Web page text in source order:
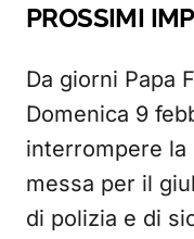
PROSSIMI
Da giorni Papa
Domenica 9
interrompere la
messa per il
di polizia e di